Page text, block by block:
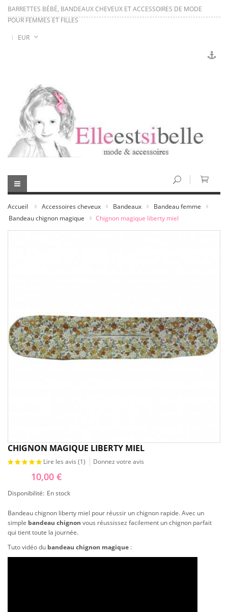
BARRETTES BÉBÉ, BANDEAUX CHEVEUX ET ACCESSOIRES DE MODE
POUR FEMMES ET FILLES
EUR
Accueil Accessoires cheveux Bandeaux
Bandeau femme
Bandeau chignon magique
Chignon magique liberty miel
CHIGNON MAGIQUE LIBERTY MIEL
Lire les avis (1) Donnez votre avis
10,00 €
Disponibilité: En stock
Bandeau chignon liberty miel pour réussir un chignon rapide. Avec un
simple bandeau chignon vous réussissez facilement un chignon parfait
qui tient toute la journée.
Tuto vidéo du bandeau chignon magique :